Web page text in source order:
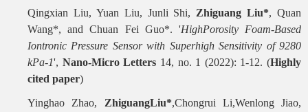
Qingxian Liu, Yuan Liu, Junli Shi, Zhiguang Liu*, Quan
Wang*, and Chuan Fei Guo*. 'HighPorosity Foam-Based
Iontronic Pressure Sensor with Superhigh Sensitivity of 9280
kPa-1', Nano-Micro Letters 14, no. 1 (2022): 1-12. (Highly
cited paper)
Yinghao Zhao, ZhiguangLiu*,Chongrui Li,Wenlong Jiao,